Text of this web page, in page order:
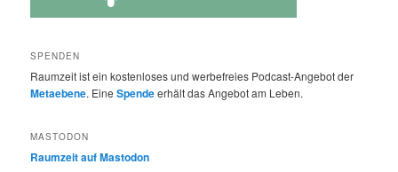
SPENDEN
Raumzeit ist ein kostenloses und werbefreies Podcast-Angebot der
Metaebene. EineSpendeerhält das Angebot am Leben.
MASTODON
Raumzeit auf Mastodon